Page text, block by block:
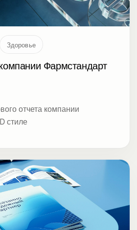
Здоровье
Фармстандарт
отчета компании
стиле